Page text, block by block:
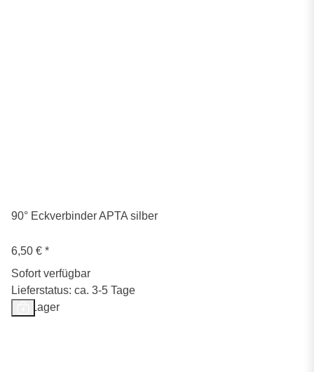
90° Eckverbinder APTA silber
6,50 € *
Sofort verfügbar
Lieferstatus: ca. 3-5 Tage
Auf Lager